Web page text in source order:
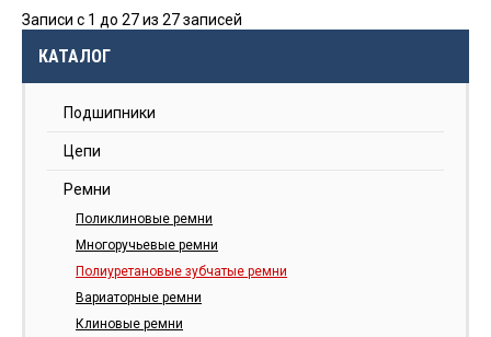
Записи с 1 до 27 из 27 записей
КАТАЛОГ
Подшипники
Цепи
Ремни
Поликлиновые ремни
Многоручьевые ремни
Полиуретановые зубчатые ремни
Вариаторные ремни
Клиновые ремни